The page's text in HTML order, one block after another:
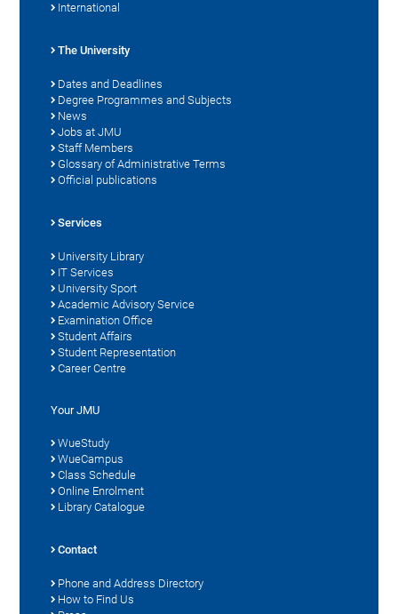
International
The University
Dates and Deadlines
Degree Programmes and Subjects
News
Jobs at JMU
Staff Members
Glossary of Administrative Terms
Official publications
Services
University Library
IT Services
University Sport
Academic Advisory Service
Examination Office
Student Affairs
Student Representation
Career Centre
Your JMU
WueStudy
WueCampus
Class Schedule
Online Enrolment
Library Catalogue
Contact
Phone and Address Directory
How to Find Us